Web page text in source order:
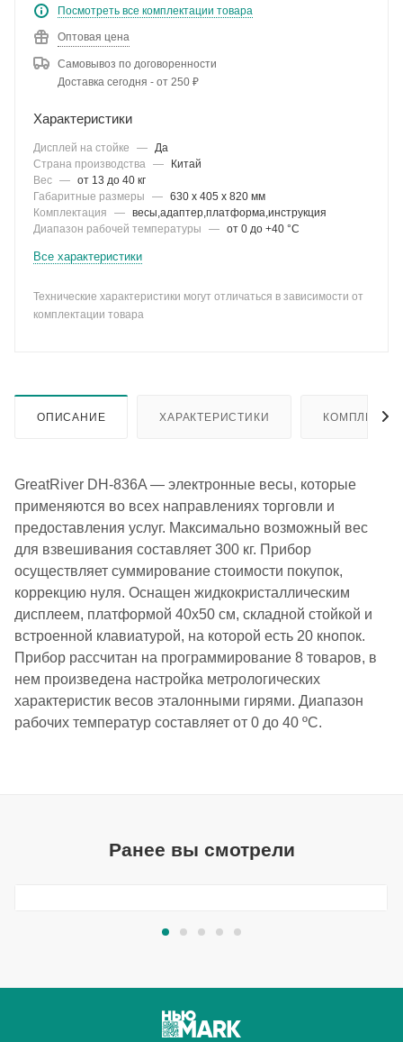
Посмотреть все комплектации товара
Оптовая цена
Самовывоз по договоренности
Доставка сегодня - от 250 ₽
Характеристики
Дисплей на стойке — Да
Страна производства —
Китай
Вес — от 13 до 40 кг
Габаритные размеры
— 630 х 405 х 820 мм
Комплектация
— весы,адаптер,платформа,инструкция
Диапазон рабочей температуры
— от 0 до +40 °С
Все характеристики
Технические характеристики могут отличаться в зависимости от
комплектации товара
ОПИСАНИЕ ХАРАКТЕРИСТИКИ
GreatRiver DH-836A — электронные весы, которые
применяются во всех направлениях торговли и
предоставления услуг. Максимально возможный вес
для взвешивания составляет 300 кг. Прибор
осуществляет суммирование стоимости покупок,
коррекцию нуля. Оснащен жидкокристаллическим
дисплеем, платформой 40х50 см, складной стойкой и
встроенной клавиатурой, на которой есть 20 кнопок.
Прибор рассчитан на программирование 8 товаров, в
нем произведена настройка метрологических
характеристик весов эталонными гирями. Диапазон
рабочих температур составляет от 0 до 40 ºС.
Ранее вы смотрели